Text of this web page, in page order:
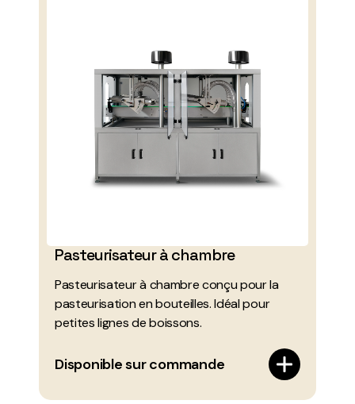
Pasteurisateur à chambre
Pasteurisateur à chambre conçu pour la
pasteurisation en bouteilles. Idéal pour
petites lignes de boissons.​
Disponible sur commande